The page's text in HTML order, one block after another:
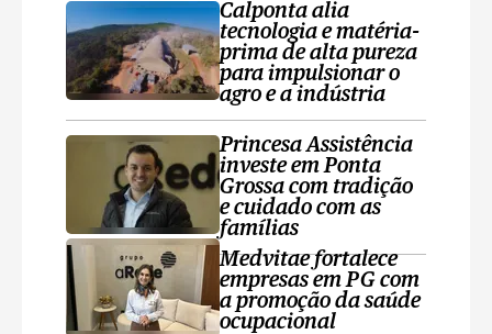
Calponta alia
tecnologia e matéria-
prima de alta pureza
para impulsionar o
agro e a indústria
Princesa Assistência
investe em Ponta
Grossa com tradição
e cuidado com as
famílias
Medvitae fortalece
empresas em PG com
a promoção da saúde
ocupacional